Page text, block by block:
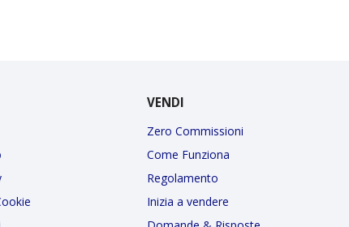
VENDI
Zero Commissioni
Come Funziona
Regolamento
Inizia a vendere